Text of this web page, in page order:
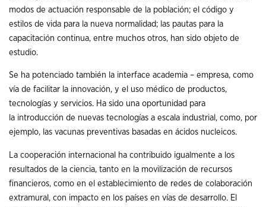
modos de actuación responsable de la población; el código y
estilos de vida para la nueva normalidad; las pautas para la
capacitación continua, entre muchos otros, han sido objeto de
estudio.
Se ha potenciado también la interface academia – empresa, como
vía de facilitar la innovación, y el uso médico de productos,
tecnologías y servicios. Ha sido una oportunidad para
la introducción de nuevas tecnologías a escala industrial, como, por
ejemplo, las vacunas preventivas basadas en ácidos nucleicos.
La cooperación internacional ha contribuido igualmente a los
resultados de la ciencia, tanto en la movilización de recursos
financieros, como en el establecimiento de redes de colaboración
extramural, con impacto en los países en vías de desarrollo. El